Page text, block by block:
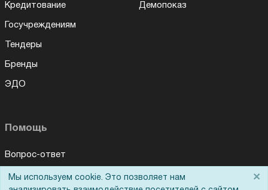
Кредитование
Госучреждениям
Тендеры
Бренды
ЭДО
Демопоказ
Помощь
Вопрос-ответ
Реквизиты
Мы используем cookie. Это позволяет нам
×
Для Вас доступно эксклюзивное приложение при